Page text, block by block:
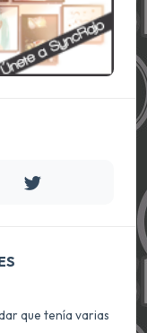
que tenía varias